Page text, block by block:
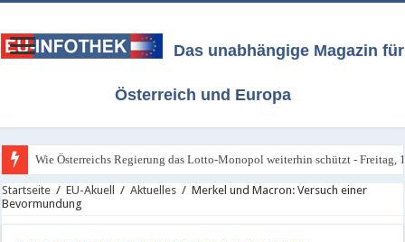
Das unabhängige Magazin für
Österreich und Europa
Wie Österreichs Regierung das Lotto-Monopol weiterhin schützt - Freitag,
Startseite / EU-Akuell / Aktuelles / Merkel und Macron: Versuch einer
Bevormundung